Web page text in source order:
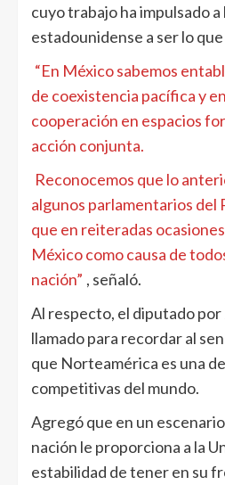
cuyo trabajo ha impulsado a
estadounidense a ser lo que
“En México sabemos
de coexistencia pacífica y
cooperación en espacios
acción conjunta.
Reconocemos que lo
algunos parlamentarios del
que en reiteradas
México como causa de
nación” , señaló.
Al respecto, el diputado por
llamado para recordar al
que Norteamérica es una
competitivas del mundo.
Agregó que en un
nación le proporciona a la
estabilidad de tener en su